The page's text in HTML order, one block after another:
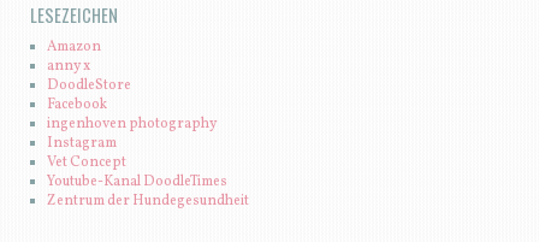
LESEZEICHEN
Amazon
anny x
DoodleStore
Facebook
ingenhoven photography
Instagram
Vet Concept
Youtube-Kanal DoodleTimes
Zentrum der Hundegesundheit